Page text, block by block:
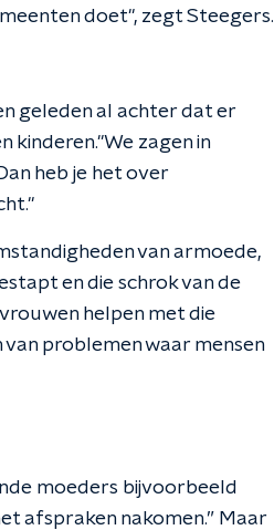
doet", zegt Steegers.
geleden al achter dat er
kinderen."We zagen in
heb je het over
van armoede,
en die schrok van de
helpen met die
problemen waar mensen
moeders bijvoorbeeld
afspraken nakomen.” Maar